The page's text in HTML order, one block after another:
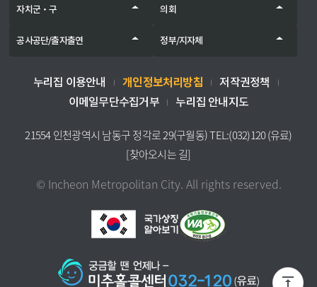
자치군‧구 의회
공사공단/출자출연 정부/지자체
누리집 이용안내 개인정보처리방침
저작권정책
이메일무단수집거부
누리집 안내지도
21554 인천광역시 남동구 정각로 29(구월동) TEL:(032)120 (유료)
[찾아오시는 길]
© Incheon Metropolitan City. All rights reserved.